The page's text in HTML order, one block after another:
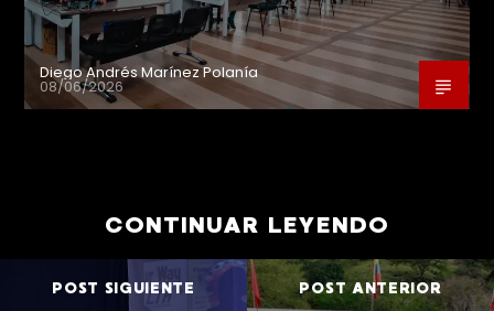
Diego Andrés Marínez Polanía
08/06/2026
CONTINUAR LEYENDO
POST SIGUIENTE POST ANTERIOR